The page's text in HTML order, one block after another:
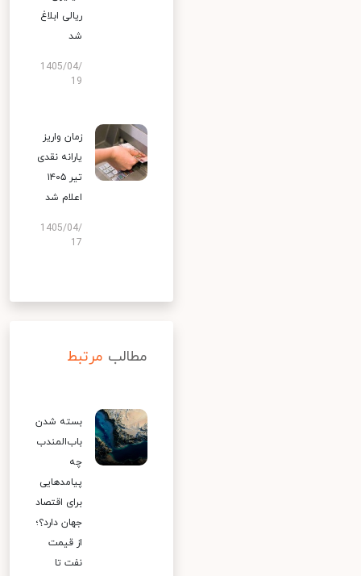
ریالی ابلاغ
شد
1405/04/
19
زمان واریز
یارانه نقدی
تیر ۱۴۰۵
اعلام شد
1405/04/
17
مطالب مرتبط
بسته شدن
باب‌المندب
چه
پیامدهایی
برای اقتصاد
جهان دارد؟؛
از قیمت
نفت تا